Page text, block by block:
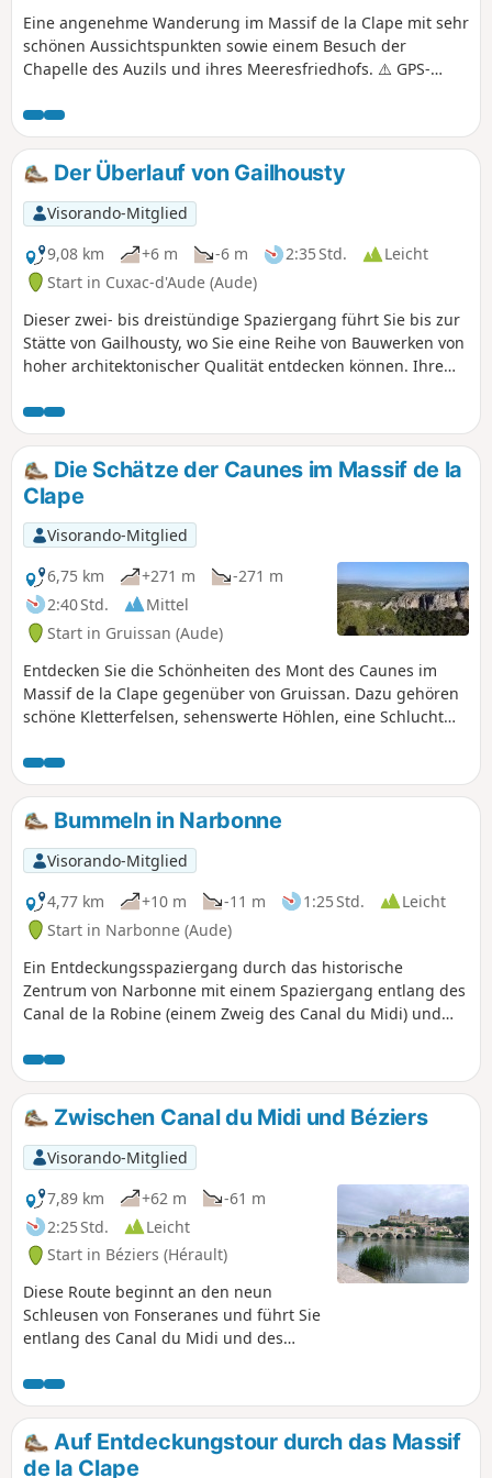
Eine angenehme Wanderung im Massif de la Clape mit sehr
schönen Aussichtspunkten sowie einem Besuch der
Chapelle des Auzils und ihres Meeresfriedhofs. ⚠️ GPS-
Bewertungen.
Der Überlauf von Gailhousty
Visorando-Mitglied
9,08 km
+6 m -6 m 2:35 Std.
Leicht
Start in Cuxac-d'Aude (Aude)
Dieser zwei- bis dreistündige Spaziergang führt Sie bis zur
Stätte von Gailhousty, wo Sie eine Reihe von Bauwerken von
hoher architektonischer Qualität entdecken können. Ihre
Hochwasser des Flusses Aude, der seit jeher eine
Bedrohung darstellt. Dieser Teil des Verbindungskanals
wurde nämlich im Hochwasserausbreitungsgebiet des
Flusses angelegt. Die Überschwemmungen von 1999
veranlassten die Entscheidungsträger, Deiche zu errichten,
die Teil der Kulisse dieser Route sind.
Die Schätze der Caunes im Massif de la
Clape
Visorando-Mitglied
6,75 km
+271 m
-271 m
2:40 Std.
Mittel
Start in Gruissan (Aude)
Entdecken Sie die Schönheiten des Mont des Caunes im
Massif de la Clape gegenüber von Gruissan. Dazu gehören
schöne Kletterfelsen, sehenswerte Höhlen, eine Schlucht
geologischer Sicht einen Besuch wert ist. Herrliche
Aussichtspunkte, sehenswerte Überreste... Die Route ist vor
Ort nur sehr wenig ausgeschildert. Toller Orientierungs-,
Entdeckungs- und Abenteuerparcours für Jugendliche, die
die Sicherheitshinweise beachten.
Bummeln in Narbonne
Visorando-Mitglied
4,77 km
+10 m -11 m 1:25 Std.
Leicht
Start in Narbonne (Aude)
Ein Entdeckungsspaziergang durch das historische
Zentrum von Narbonne mit einem Spaziergang entlang des
Canal de la Robine (einem Zweig des Canal du Midi) und
Stadt zu entdecken, wie den Palais de l'Archevêché, die
Kathedrale Saint-Juste et Saint-Pasteur, die Pont des
Marchands, das Maison des Trois Nourrices und nicht zu
vergessen die prächtigen Markthallen.
Zwischen Canal du Midi und Béziers
Visorando-Mitglied
7,89 km
+62 m
-61 m
2:25 Std.
Leicht
Start in Béziers (Hérault)
Diese Route beginnt an den neun
Schleusen von Fonseranes und führt Sie
entlang des Canal du Midi und des
Béziers.
Auf Entdeckungstour durch das Massif
de la Clape